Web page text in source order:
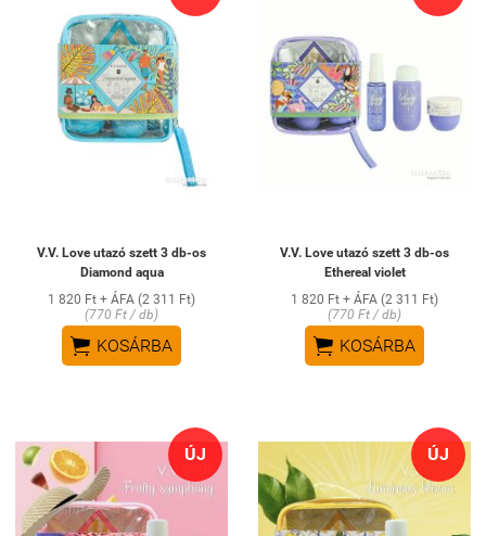
V.V. Love utazó szett 3 db-os
Diamond aqua
1 820 Ft + ÁFA (2 311 Ft)
(770 Ft / db)
 KOSÁRBA
V.V. Love utazó szett 3 db-os
Ethereal violet
1 820 Ft + ÁFA (2 311 Ft)
(770 Ft / db)
 KOSÁRBA
ÚJ ÚJ